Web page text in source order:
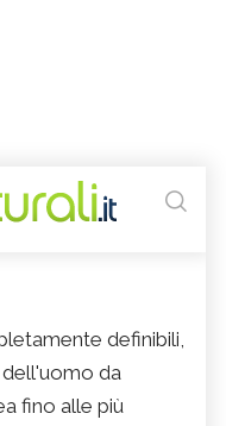
definibili,
da
fino alle più